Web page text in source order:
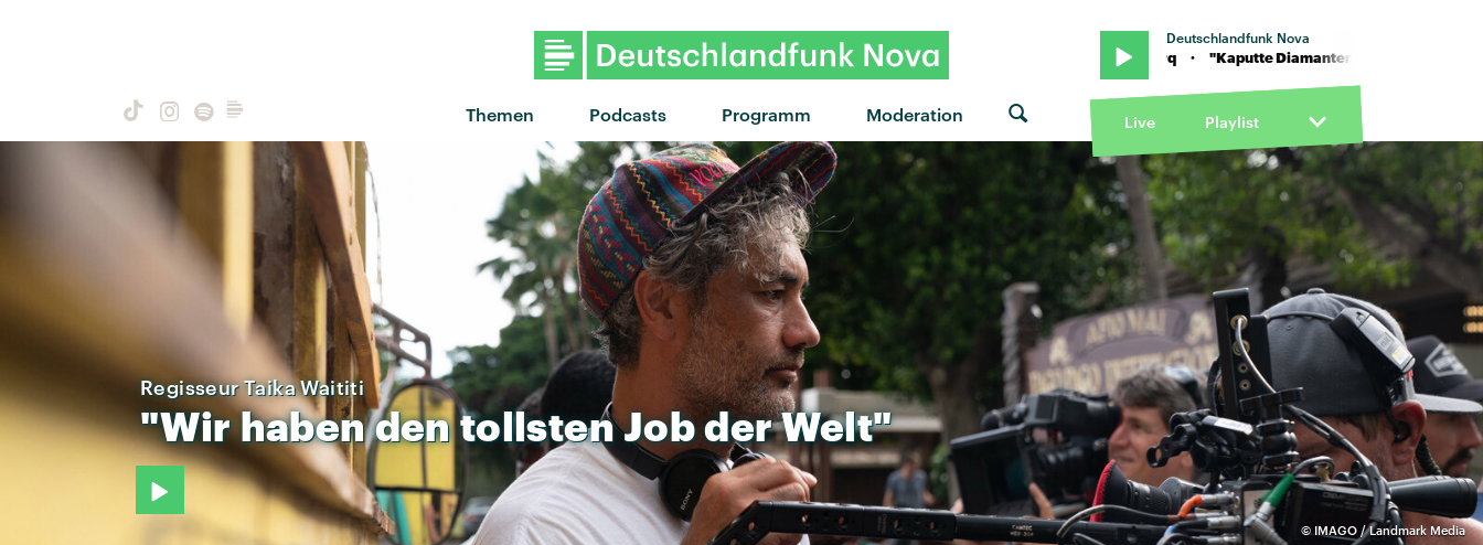
Themen Podcasts Programm Moderation
Deutschlandfunk Nova
"Kaputte Diamanten" von Apsilon feat. Berq · "Kaputte Diamanten" von Apsilon feat. Berq ·
Live Playlist
©IMAGO / Landmark Media
Regisseur Taika Waititi
"WirhabendentollstenJobderWelt"